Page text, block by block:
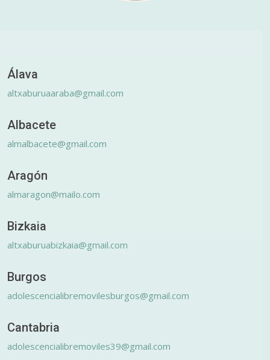
Álava
altxaburuaaraba@gmail.com
Albacete
almalbacete@gmail.com
Aragón
almaragon@mailo.com
Bizkaia
altxaburuabizkaia@gmail.com
Burgos
adolescencialibremovilesburgos@gmail.com
Cantabria
adolescencialibremoviles39@gmail.com